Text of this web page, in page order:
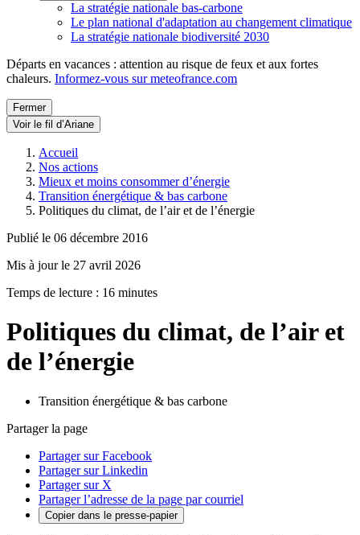
La stratégie nationale bas-carbone
Le plan national d'adaptation au changement climatique
La stratégie nationale biodiversité 2030
Départs en vacances : attention au risque de feux et aux fortes
chaleurs. Informez-vous sur meteofrance.com
Fermer
Voir le fil d’Ariane
Accueil
Nos actions
Mieux et moins consommer d’énergie
Transition énergétique & bas carbone
Politiques du climat, de l’air et de l’énergie
Publié le 06 décembre 2016
Mis à jour le 27 avril 2026
Temps de lecture : 16 minutes
Politiques du climat, de l’air et
de l’énergie
Transition énergétique & bas carbone
Partager la page
Partager sur Facebook
Partager sur Linkedin
Partager sur X
Partager l’adresse de la page par courriel
Copier dans le presse-papier